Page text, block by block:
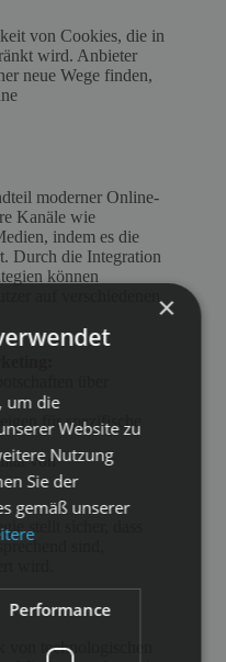
von Cookies, die in
wird. Anbieter
neue Wege finden,
moderner Online-
Kanäle wie
indem es die
Durch die Integration
können
auf verschiedenen
über
für spezifische
von
stellt sicher, dass
sind,
wird.
technologischen
×
um die
Website zu
Nutzung
Sie der
gemäß unserer
Performance